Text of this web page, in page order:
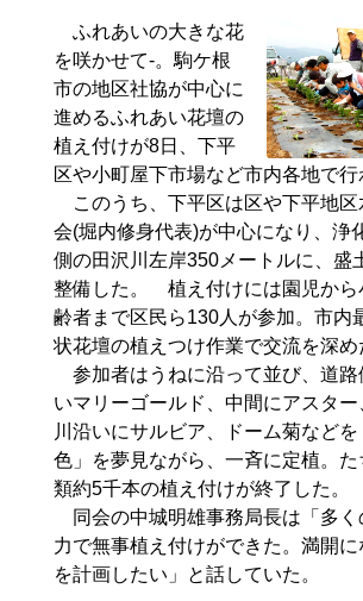
ふれあいの大きな花
を咲かせて-。駒ケ根
市の地区社協が中心に
進めるふれあい花壇の
植え付けが8日、下平
区や小町屋下市場など市内各地で行
このうち、下平区は区や下平地区
会(堀内修身代表)が中心になり、浄
側の田沢川左岸350メートルに、盛
整備した。 植え付けには園児から
齢者まで区民ら130人が参加。市内
状花壇の植えつけ作業で交流を深め
参加者はうねに沿って並び、道路
いマリーゴールド、中間にアスター
川沿いにサルビア、ドーム菊など
色」を夢見ながら、一斉に定植。
類約5千本の植え付けが終了した。
同会の中城明雄事務局長は「多く
力で無事植え付けができた。満開
を計画したい」と話していた。